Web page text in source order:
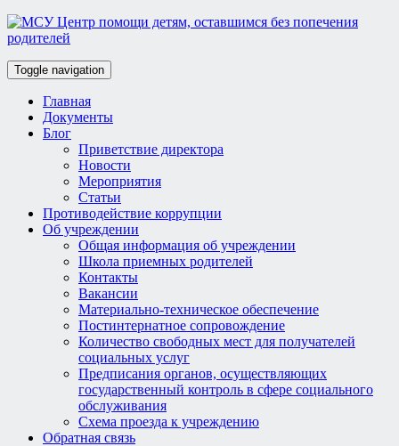
Toggle navigation
Главная
Документы
Блог
Приветствие директора
Новости
Мероприятия
Статьи
Противодействие коррупции
Об учреждении
Общая информация об учреждении
Школа приемных родителей
Контакты
Вакансии
Материально-техническое обеспечение
Постинтернатное сопровождение
Количество свободных мест для получателей
социальных услуг
Предписания органов, осуществляющих
государственный контроль в сфере социального
обслуживания
Схема проезда к учреждению
Обратная связь